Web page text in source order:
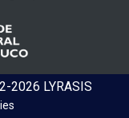
2026 LYRASIS